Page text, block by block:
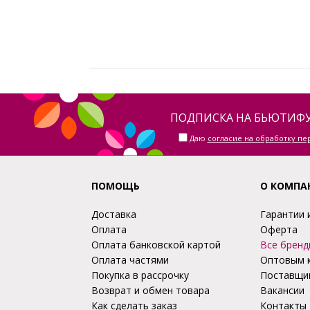
ПОДПИСКА НА
Даю согласие на обработку
ПОМОЩЬ
Доставка
Оплата
Оплата банковской картой
Оплата частями
Покупка в рассрочку
Возврат и обмен товара
Как сделать заказ
О
Гарантии
Оферта
Все
Оптовым
Вакансии
Контакты